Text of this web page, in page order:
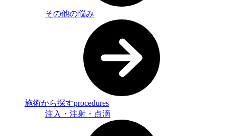
その他の悩み
施術から探すprocedures
注入・注射・点滴